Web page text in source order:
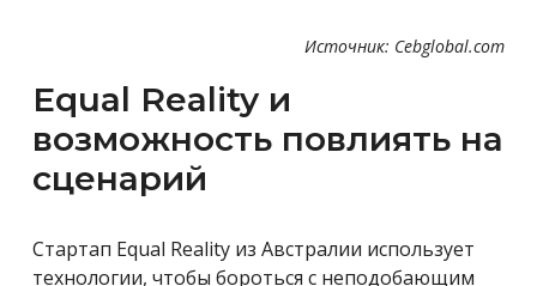
Источник: Cebglobal.com
Equal Reality и
возможность повлиять на
сценарий
Стартап Equal Reality из Австралии использует
технологии, чтобы бороться с неподобающим